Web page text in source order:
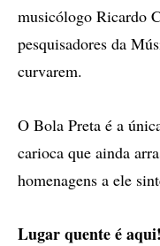
musicólogo Ricardo
pesquisadores da
curvarem.
O Bola Preta é a
carioca que ainda
homenagens a ele
Lugar quente é aqui!